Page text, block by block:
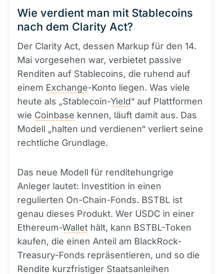
Wie verdient man mit Stablecoins
nach dem Clarity Act?
Der Clarity Act, dessen Markup für den 14.
Mai vorgesehen war, verbietet passive
Renditen auf Stablecoins, die ruhend auf
einem Exchange-Konto liegen. Was viele
heute als „Stablecoin-Yield“ auf Plattformen
wie Coinbase kennen, läuft damit aus. Das
Modell „halten und verdienen“ verliert seine
rechtliche Grundlage.
Das neue Modell für renditehungrige
Anleger lautet: Investition in einen
regulierten On-Chain-Fonds. BSTBL ist
genau dieses Produkt. Wer USDC in einer
Ethereum-Wallet hält, kann BSTBL-Token
kaufen, die einen Anteil am BlackRock-
Treasury-Fonds repräsentieren, und so die
Rendite kurzfristiger Staatsanleihen